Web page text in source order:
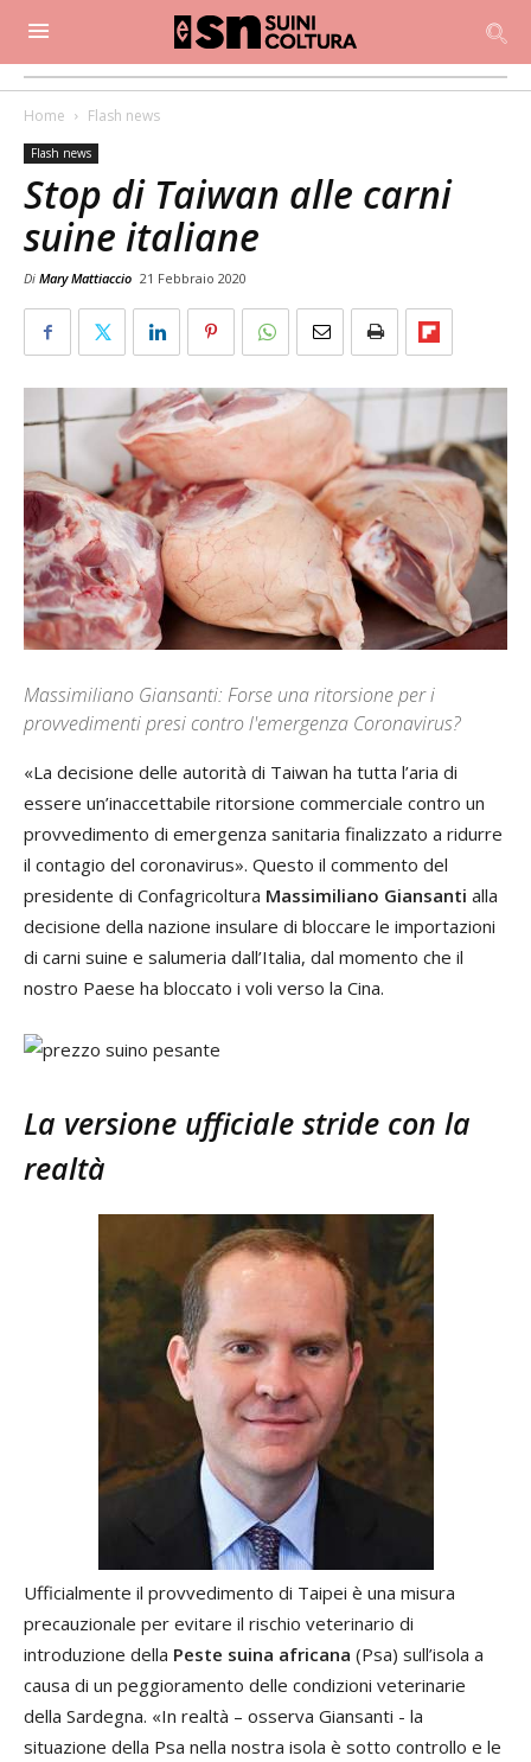
Home Flash news
Flash news
Stop di Taiwan alle carni
suine italiane
Di Mary Mattiaccio 21 Febbraio 2020
Massimiliano Giansanti: Forse una ritorsione per i
provvedimenti presi contro l'emergenza Coronavirus?
«La decisione delle autorità di Taiwan ha tutta l’aria di
essere un’inaccettabile ritorsione commerciale contro un
provvedimento di emergenza sanitaria finalizzato a ridurre
il contagio del coronavirus». Questo il commento del
presidente di Confagricoltura Massimiliano Giansanti alla
decisione della nazione insulare di bloccare le importazioni
di carni suine e salumeria dall’Italia, dal momento che il
nostro Paese ha bloccato i voli verso la Cina.
La versione ufficiale stride con la
realtà
Ufficialmente il provvedimento di Taipei è una misura
precauzionale per evitare il rischio veterinario di
introduzione della Peste suina africana (Psa) sull’isola a
causa di un peggioramento delle condizioni veterinarie
della Sardegna. «In realtà – osserva Giansanti - la
situazione della Psa nella nostra isola è sotto controllo e le